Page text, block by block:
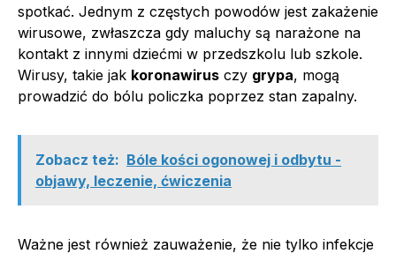
spotkać. Jednym z częstych powodów jest zakażenie
wirusowe, zwłaszcza gdy maluchy są narażone na
kontakt z innymi dziećmi w przedszkolu lub szkole.
Wirusy, takie jak koronawirus czy grypa, mogą
prowadzić do bólu policzka poprzez stan zapalny.
Zobacz też: Bóle kości ogonowej i odbytu -
objawy, leczenie, ćwiczenia
Ważne jest również zauważenie, że nie tylko infekcje